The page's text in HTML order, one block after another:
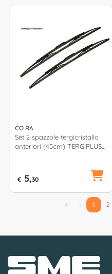
CO RA
Set 2 spazzole tergicristallo
anteriori (45cm) TERGIPLUS
€ 5,30
  1 2